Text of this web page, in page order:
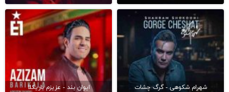
شهرام شکوهی - گرگ چشات ایوان بند - عزیزم باریکلا